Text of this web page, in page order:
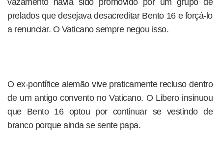
vazamento havia sido promovido por um grupo de
prelados que desejava desacreditar Bento 16 e forçá-lo
a renunciar. O Vaticano sempre negou isso.
O ex-pontífice alemão vive praticamente recluso dentro
de um antigo convento no Vaticano. O Libero insinuou
que Bento 16 optou por continuar se vestindo de
branco porque ainda se sente papa.